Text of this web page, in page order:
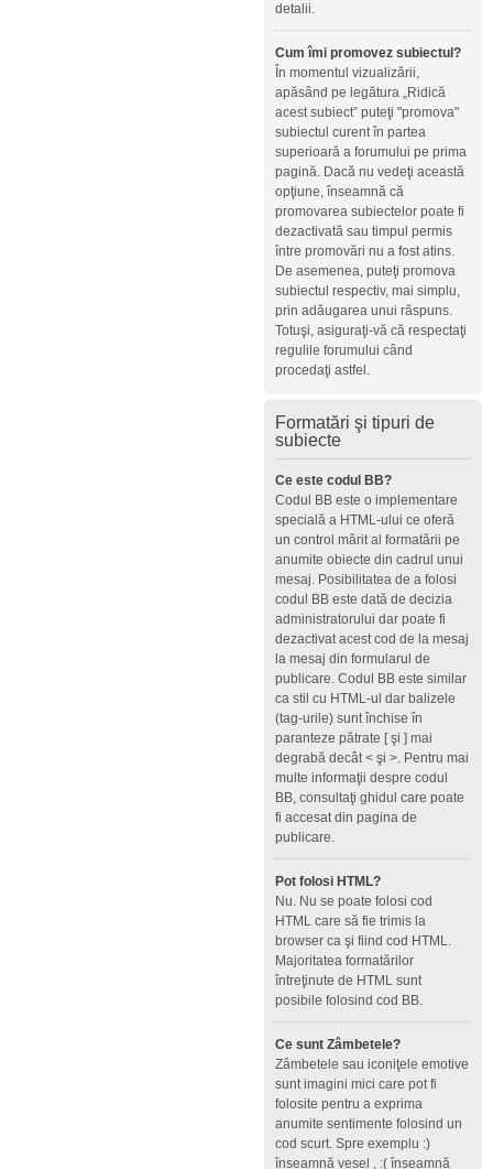
detalii.
Cum îmi promovez subiectul?
În momentul vizualizării,
apăsând pe legătura „Ridică
acest subiect” puteţi "promova"
subiectul curent în partea
superioară a forumului pe prima
pagină. Dacă nu vedeţi această
opţiune, înseamnă că
promovarea subiectelor poate fi
dezactivată sau timpul permis
între promovări nu a fost atins.
De asemenea, puteţi promova
subiectul respectiv, mai simplu,
prin adăugarea unui răspuns.
Totuşi, asiguraţi-vă că respectaţi
regulile forumului când
procedaţi astfel.
Formatări şi tipuri de
subiecte
Ce este codul BB?
Codul BB este o implementare
specială a HTML-ului ce oferă
un control mărit al formatării pe
anumite obiecte din cadrul unui
mesaj. Posibilitatea de a folosi
codul BB este dată de decizia
administratorului dar poate fi
dezactivat acest cod de la mesaj
la mesaj din formularul de
publicare. Codul BB este similar
ca stil cu HTML-ul dar balizele
(tag-urile) sunt închise în
paranteze pătrate [ şi ] mai
degrabă decât < şi >. Pentru mai
multe informaţii despre codul
BB, consultaţi ghidul care poate
fi accesat din pagina de
publicare.
Pot folosi HTML?
Nu. Nu se poate folosi cod
HTML care să fie trimis la
browser ca şi fiind cod HTML.
Majoritatea formatărilor
întreţinute de HTML sunt
posibile folosind cod BB.
Ce sunt Zâmbetele?
Zâmbetele sau iconiţele emotive
sunt imagini mici care pot fi
folosite pentru a exprima
anumite sentimente folosind un
cod scurt. Spre exemplu :)
înseamnă vesel , :( înseamnă